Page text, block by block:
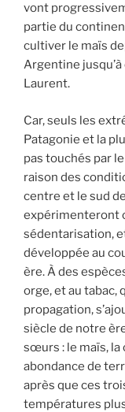
vont
partie du
cultiver le maïs
Argentine
Laurent.
Car, seuls les
Patagonie et la
pas touchés par
raison des
centre et le sud
expérimenteront
sédentarisation,
développée au
ère. À des
orge, et au tabac,
propagation,
siècle de notre
sœurs : le maïs, la
abondance de
après que ces
températures